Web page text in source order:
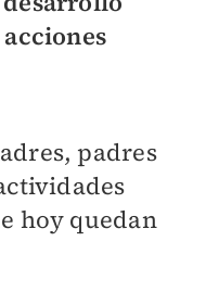
padres
hoy quedan